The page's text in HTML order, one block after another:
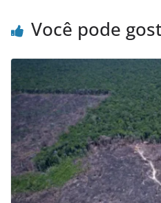
Você pode